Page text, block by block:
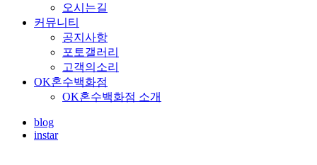
오시는길
커뮤니티
공지사항
포토갤러리
고객의소리
OK혼수백화점
OK혼수백화점 소개
blog
instar